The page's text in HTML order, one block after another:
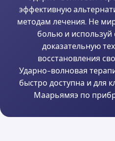
эффективную
методам лечения. Не
болью и
доказательную
восстановления
Ударно-волновая
быстро доступна и для
Маарьямяэ по